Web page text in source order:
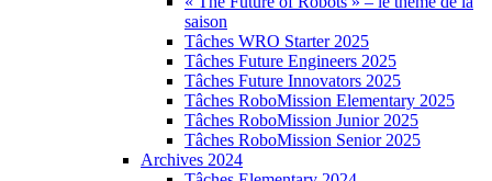
saison
Tâches WRO Starter 2025
Tâches Future Engineers 2025
Tâches Future Innovators 2025
Tâches RoboMission Elementary 2025
Tâches RoboMission Junior 2025
Tâches RoboMission Senior 2025
Archives 2024